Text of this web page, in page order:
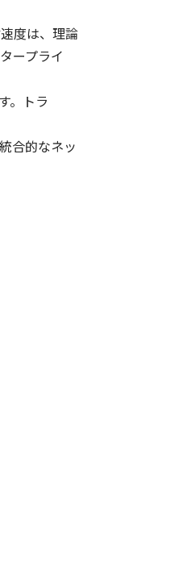
度は、理論
ープライ
。トラ
合的なネッ